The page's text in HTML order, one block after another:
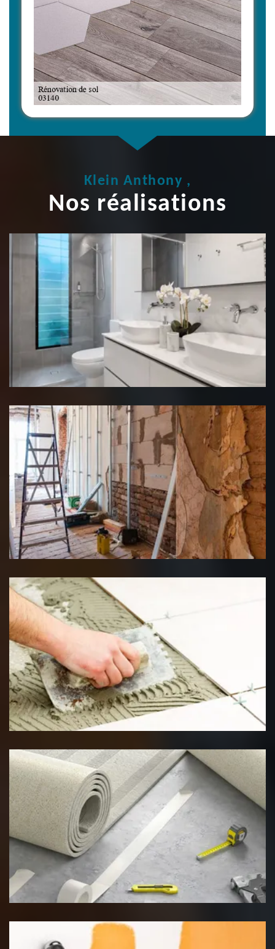
Klein Anthony ,
Nos réalisations
Rénovation salle de bain
Rénovation interieure
Pose de carrelage
Pose de moquette